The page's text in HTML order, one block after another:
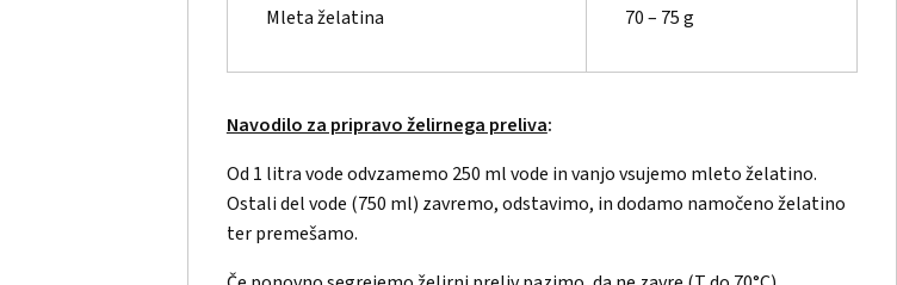
Mleta želatina 70 – 75 g
Navodilo za pripravo želirnega preliva:
Od 1 litra vode odvzamemo 250 ml vode in vanjo vsujemo mleto želatino.
Ostali del vode (750 ml) zavremo, odstavimo, in dodamo namočeno želatino
ter premešamo.